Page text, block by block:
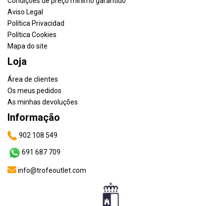
Aviso Legal
Política Privacidad
Política Cookies
Mapa do site
Loja
Área de clientes
Os meus pedidos
As minhas devoluções
Informação
902 108 549
691 687 709
info@trofeoutlet.com